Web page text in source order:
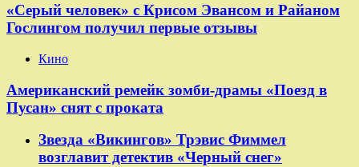
«Серый человек» с Крисом Эвансом и Райаном
Гослингом получил первые отзывы
Кино
Американский ремейк зомби-драмы «Поезд в
Пусан» снят с проката
Звезда «Викингов» Трэвис Фиммел
возглавит детектив «Черный снег»